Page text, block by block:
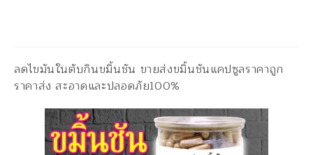
ลดไขมันในตับกินขมิ้นชัน ขายส่งขมิ้นชันแคปซูลราคาถูก
ราคาส่ง สะอาดและปลอดภัย100%